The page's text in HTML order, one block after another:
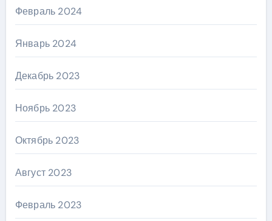
Февраль 2024
Январь 2024
Декабрь 2023
Ноябрь 2023
Октябрь 2023
Август 2023
Февраль 2023